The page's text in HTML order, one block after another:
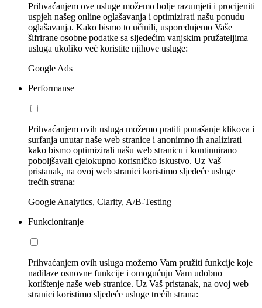
Prihvaćanjem ove usluge možemo bolje razumjeti i procijeniti
uspjeh našeg online oglašavanja i optimizirati našu ponudu
oglašavanja. Kako bismo to učinili, uspoređujemo Vaše
šifrirane osobne podatke sa sljedećim vanjskim pružateljima
usluga ukoliko već koristite njihove usluge:
Google Ads
Performanse
Prihvaćanjem ovih usluga možemo pratiti ponašanje klikova i
surfanja unutar naše web stranice i anonimno ih analizirati
kako bismo optimizirali našu web stranicu i kontinuirano
poboljšavali cjelokupno korisničko iskustvo. Uz Vaš
pristanak, na ovoj web stranici koristimo sljedeće usluge
trećih strana:
Google Analytics, Clarity, A/B-Testing
Funkcioniranje
Prihvaćanjem ovih usluga možemo Vam pružiti funkcije koje
nadilaze osnovne funkcije i omogućuju Vam udobno
korištenje naše web stranice. Uz Vaš pristanak, na ovoj web
stranici koristimo sljedeće usluge trećih strana: